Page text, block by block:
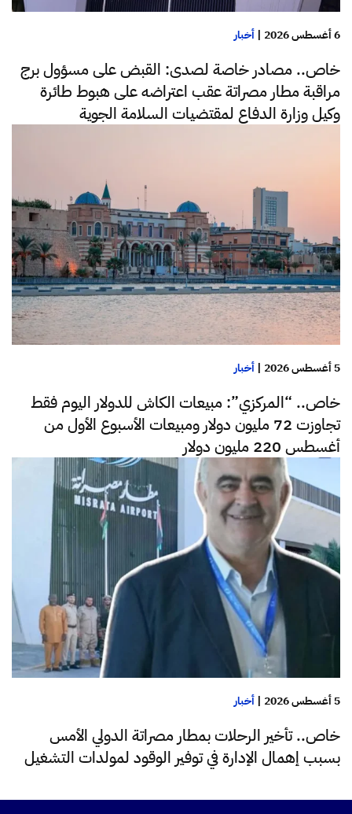
6 أغسطس 2026 | أخبار
خاص.. مصادر خاصة لصدى: القبض على مسؤول برج
مراقبة مطار مصراتة عقب اعتراضه على هبوط طائرة
وكيل وزارة الدفاع لمقتضيات السلامة الجوية
5 أغسطس 2026 | أخبار
خاص.. “المركزي”: مبيعات الكاش للدولار اليوم فقط
تجاوزت 72 مليون دولار ومبيعات الأسبوع الأول من
أغسطس 220 مليون دولار
5 أغسطس 2026 | أخبار
خاص.. تأخير الرحلات بمطار مصراتة الدولي الأمس
بسبب إهمال الإدارة في توفير الوقود لمولدات التشغيل